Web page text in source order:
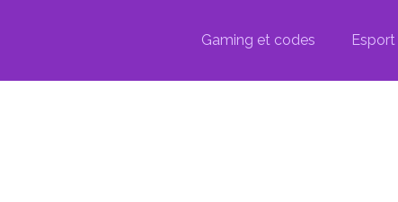
Gaming et codes Esport